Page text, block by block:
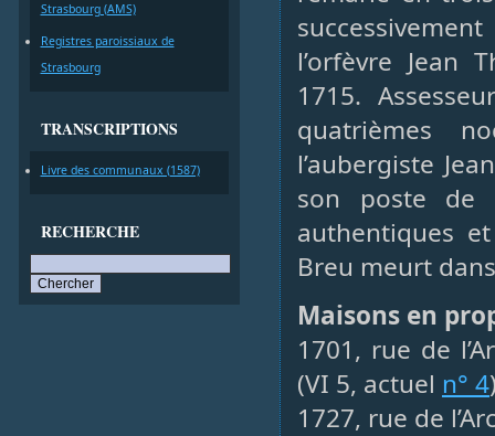
Strasbourg (AMS)
Registres paroissiaux de
Strasbourg
TRANSCRIPTIONS
Livre des communaux (1587)
RECHERCHE
l’orfèvre Jean
1715.
quatrièmes
l’aubergiste
son poste de
authentiques
Breu meurt
Maisons en
1701, rue de
(VI 5, actuel n° 4
1727, rue de